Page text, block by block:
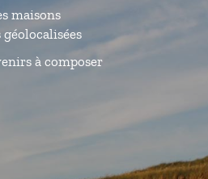
maisons
à composer